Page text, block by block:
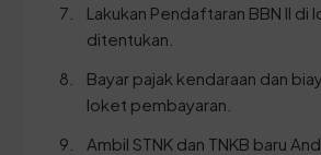
Lakukan Pendaftaran BBN II di
ditentukan.
Bayar pajak kendaraan dan
loket pembayaran.
Ambil STNK dan TNKB baru